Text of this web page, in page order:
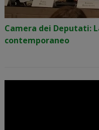
Camera dei Deputati:
contemporaneo